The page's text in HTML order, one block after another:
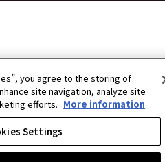
you agree to the storing of
site navigation, analyze site
efforts. More information
Settings